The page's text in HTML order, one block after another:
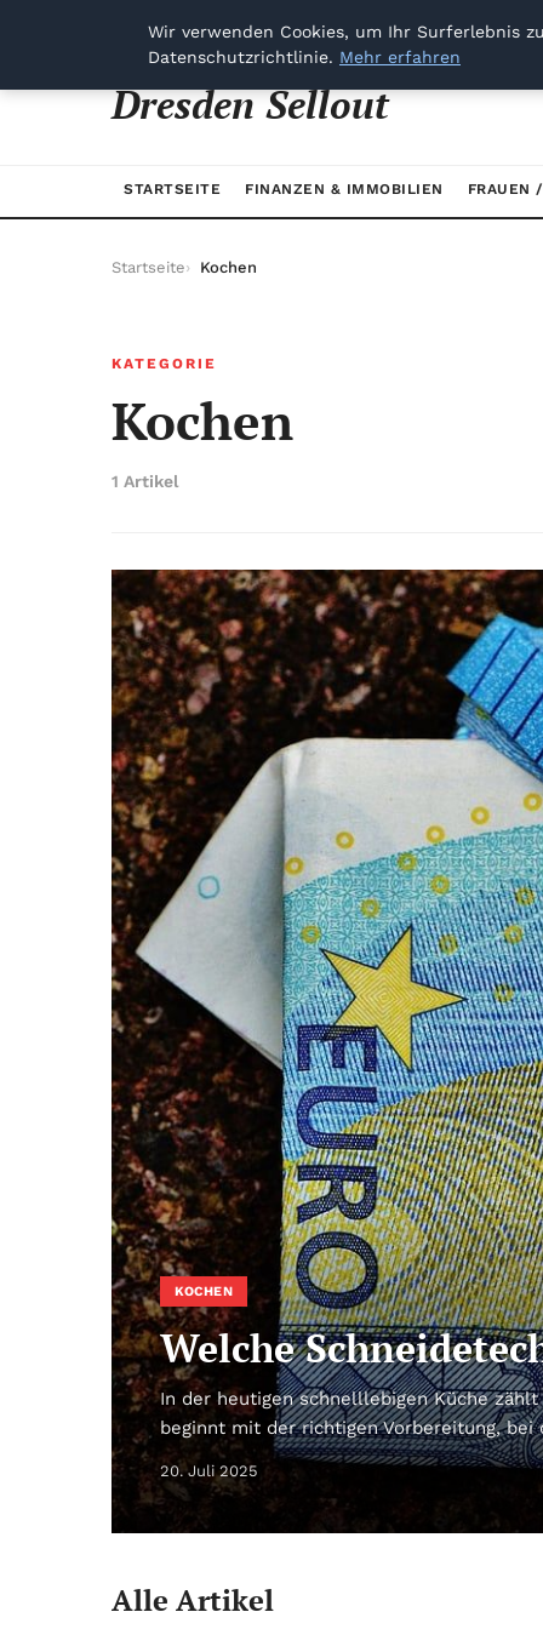
vendredi 7 août 2026
Dresden Sellout
STARTSEITE FINANZEN & IMMOBILIEN FRAUEN
Startseite Kochen
KATEGORIE
Kochen
1 Artikel
KOCHEN
Welche
In der heutigen schnelllebigen Küche
beginnt mit der richtigen Vorbereitung, bei
20. Juli 2025
Alle Artikel
Wir verwenden Cookies, um Ihr Surferlebnis
Datenschutzrichtlinie. Mehr erfahren